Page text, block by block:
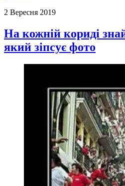
2 Вересня 2019
На кожній кориді
який зіпсує фото